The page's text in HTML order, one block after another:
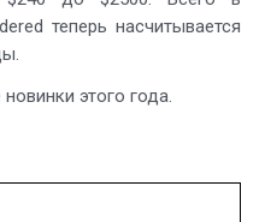
теперь насчитывается
этого года.